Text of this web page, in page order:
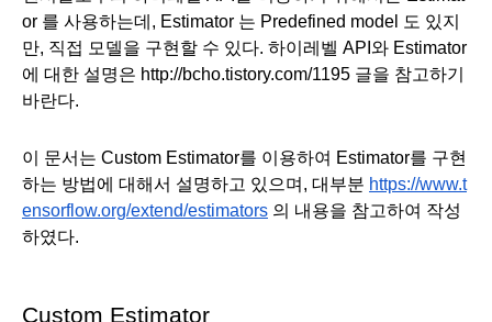
or 를 사용하는데, Estimator 는 Predefined model 도 있지
만, 직접 모델을 구현할 수 있다. 하이레벨 API와 Estimator
에 대한 설명은 http://bcho.tistory.com/1195 글을 참고하기
바란다.
이 문서는 Custom Estimator를 이용하여 Estimator를 구현
하는 방법에 대해서 설명하고 있으며, 대부분 https://www.t
ensorflow.org/extend/estimators 의 내용을 참고하여 작성
하였다.
Custom Estimator